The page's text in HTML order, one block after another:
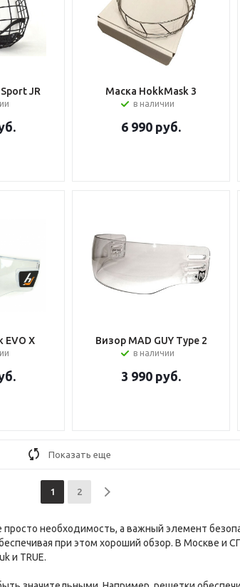
JR Маска HokkMask 3
в наличии
6 990 руб.
EVO X Визор MAD GUY Type 2
в наличии
3 990 руб.
Показать еще
1 2
необходимость, а важный элемент
при этом хороший обзор. В Москве и
и TRUE.